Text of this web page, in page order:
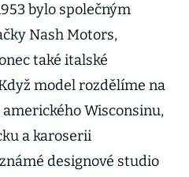
bylo společným
Nash Motors,
také italské
model rozdělíme na
Wisconsinu,
a karoserii
designové studio